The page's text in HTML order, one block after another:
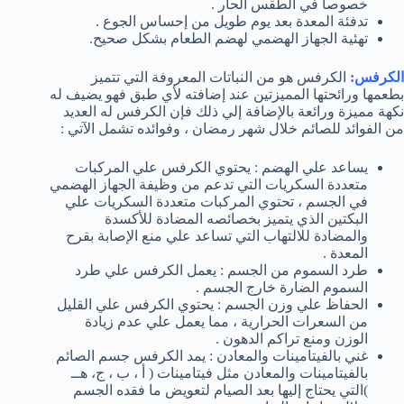
خصوصاُ في الطقس الحار .
تدفئة المعدة بعد يوم طويل من إحساس الجوع .
تهئية الجهاز الهضمي لهضم الطعام بشكل صحيح.
الكرفس: الكرفس هو من النباتات المعروفة التي تتميز
بطعمها ورائحتها المميزتين عند إضافته لأي طبق فهو يضيف له
نكهة مميزة ورائعة بالإضافة إلي ذلك فإن الكرفس له العديد
من الفوائد للصائم خلال شهر رمضان ، وفوائده تشمل الآتي :
يساعد علي الهضم : يحتوي الكرفس علي المركبات
متعددة السكريات التي تدعم من وظيفة الجهاز الهضمي
في الجسم ، تحتوي المركبات متعددة السكريات علي
البكتين الذي يتميز بخصائصه المضادة للأكسدة
والمضادة للالتهاب التي تساعد علي منع الإصابة بقرح
المعدة .
طرد السموم من الجسم : يعمل الكرفس علي طرد
السموم الضارة خارج الجسم .
الحفاظ علي وزن الجسم : يحتوي الكرفس علي القليل
من السعرات الحرارية ، مما يعمل علي عدم زيادة
الوزن ومنع تراكم الدهون .
غني بالفيتامينات والمعادن : يمد الكرفس جسم الصائم
بالفيتامينات والمعادن مثل فيتامينات ( أ ، ب ، ج، هــ
)التي يحتاج إليها بعد الصيام لتعويض ما فقده الجسم